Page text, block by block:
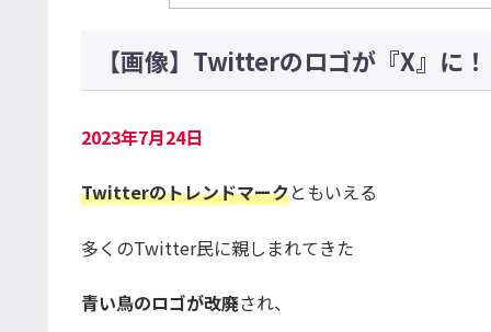
【画像】Twitterのロゴが『X』に！
2023年7月24日
Twitterのトレンドマークともいえる
多くのTwitter民に親しまれてきた
青い鳥のロゴが改廃され、